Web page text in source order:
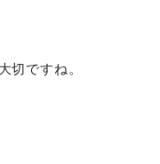
切ですね。